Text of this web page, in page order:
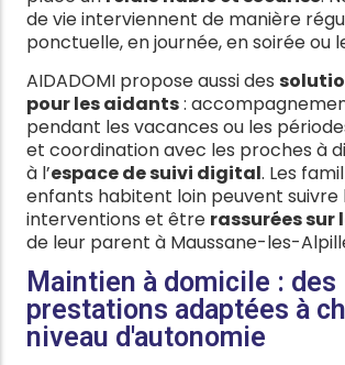
de vie interviennent de manière
ponctuelle, en journée, en soirée ou
AIDADOMI propose aussi des
pour les aidants:
pendant les vacances ou les
et coordination avec les proches à
à l’espace de suivi digital. Les
enfants habitent loin peuvent suivre
interventions et être rassurées
de leur parent à Maussane-les-
Maintien à domicile : des
prestations adaptées à
niveau d'autonomie